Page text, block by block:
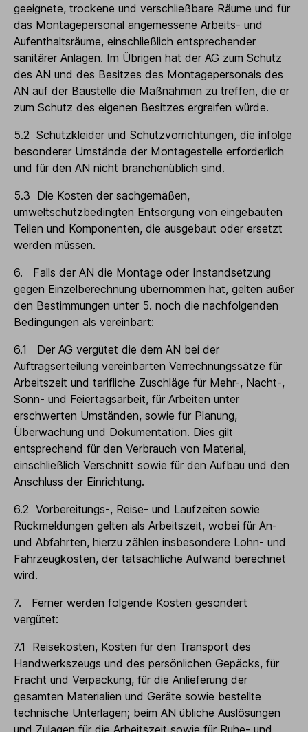
geeignete, trockene und verschließbare Räume und für
das Montagepersonal angemessene Arbeits- und
Aufenthaltsräume, einschließlich entsprechender
sanitärer Anlagen. Im Übrigen hat der AG zum Schutz
des AN und des Besitzes des Montagepersonals des
AN auf der Baustelle die Maßnahmen zu treffen, die er
zum Schutz des eigenen Besitzes ergreifen würde.
5.2 Schutzkleider und Schutzvorrichtungen, die infolge
besonderer Umstände der Montagestelle erforderlich
und für den AN nicht branchenüblich sind.
5.3 Die Kosten der sachgemäßen,
umweltschutzbedingten Entsorgung von eingebauten
Teilen und Komponenten, die ausgebaut oder ersetzt
werden müssen.
6. Falls der AN die Montage oder Instandsetzung
gegen Einzelberechnung übernommen hat, gelten außer
den Bestimmungen unter 5. noch die nachfolgenden
Bedingungen als vereinbart:
6.1 Der AG vergütet die dem AN bei der
Auftragserteilung vereinbarten Verrechnungssätze für
Arbeitszeit und tarifliche Zuschläge für Mehr-, Nacht-,
Sonn- und Feiertagsarbeit, für Arbeiten unter
erschwerten Umständen, sowie für Planung,
Überwachung und Dokumentation. Dies gilt
entsprechend für den Verbrauch von Material,
einschließlich Verschnitt sowie für den Aufbau und den
Anschluss der Einrichtung.
6.2 Vorbereitungs-, Reise- und Laufzeiten sowie
Rückmeldungen gelten als Arbeitszeit, wobei für An-
und Abfahrten, hierzu zählen insbesondere Lohn- und
Fahrzeugkosten, der tatsächliche Aufwand berechnet
wird.
7. Ferner werden folgende Kosten gesondert
vergütet:
7.1 Reisekosten, Kosten für den Transport des
Handwerkszeugs und des persönlichen Gepäcks, für
Fracht und Verpackung, für die Anlieferung der
gesamten Materialien und Geräte sowie bestellte
technische Unterlagen; beim AN übliche Auslösungen
und Zulagen für die Arbeitszeit sowie für Ruhe- und